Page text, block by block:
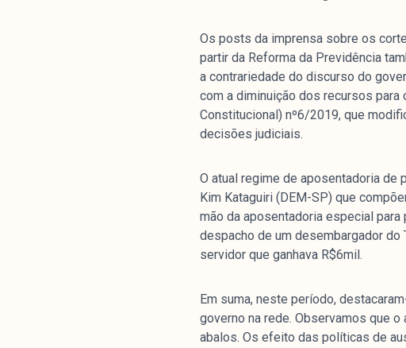
com partidos ou grupos econômicos.
Os posts da imprensa sobre os
partir da Reforma da Previdência
a contrariedade do discurso do
com a diminuição dos recursos para
Constitucional) nº6/2019, que
decisões judiciais.
O atual regime de aposentadoria
Kim Kataguiri (DEM-SP) que
mão da aposentadoria especial
despacho de um desembargador do
servidor que ganhava R$6mil.
Em suma, neste período,
governo na rede. Observamos que
abalos. Os efeito das políticas de